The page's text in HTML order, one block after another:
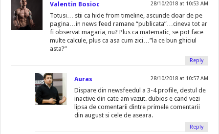
Valentin Bosioc 28/10/2018 at 10:53 AM
Totusi… stii ca hide from timeline, ascunde doar de pe
pagina…in news feed ramane “publicata”…cineva tot ar
fi observat magaria, nu? Plus ca matematic, se pot face
multe calcule, plus ca asa cum zici…”la ce bun ghiciul
asta?”
Reply
Auras 28/10/2018 at 10:57 AM
Dispare din newsfeedul a 3-4 profile, destul de
inactive din cate am vazut. dubios e cand vezi
lipsa de comentarii dintre primele comentarii
din august si cele de aseara.
Reply